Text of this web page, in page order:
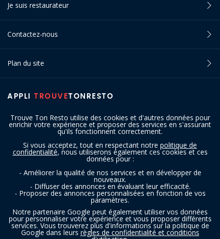
Trouve Ton Resto utilise des cookies et d'autres données pour
enrichir votre expérience et proposer des services en s'assurant
qu'ils fonctionnent correctement.
Si vous acceptez, tout en respectant notre politique de
confidentialité, nous utiliserons également ces cookies et ces
données pour :
- Améliorer la qualité de nos services et en développer de
nouveaux.
- Diffuser des annonces en évaluant leur efficacité.
- Proposer des annonces personnalisées en fonction de vos
paramètres.
Notre partenaire Google peut également utiliser vos données
pour personnaliser votre expérience et vous proposer différents
services. Vous trouverez plus d'informations sur la politique de
Google dans leurs règles de confidentialité et conditions
APPLI TROUVETONRESTO
Je suis restaurateur
Contactez-nous
Plan du site
SUIVEZ-NOUS
Copyright © 2016 - 2026 trouvetonresto.be ‐ Tous droits réservés | JDC